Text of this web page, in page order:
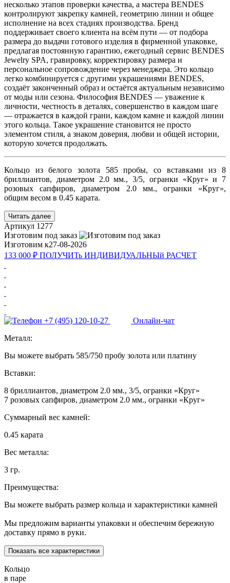
несколько этапов проверки качества, а мастера BENDES
контролируют закрепку камней, геометрию линии и общее
исполнение на всех стадиях производства. Бренд
поддерживает своего клиента на всём пути — от подбора
размера до выдачи готового изделия в фирменной упаковке,
предлагая постоянную гарантию, ежегодный сервис BENDES
Jewelry SPA, гравировку, корректировку размера и
персональное сопровождение через менеджера. Это кольцо
легко комбинируется с другими украшениями BENDES,
создаёт законченный образ и остаётся актуальным независимо
от моды или сезона. Философия BENDES — уважение к
личности, честность в деталях, совершенство в каждом шаге
— отражается в каждой грани, каждом камне и каждой линии
этого кольца. Такое украшение становится не просто
элементом стиля, а знаком доверия, любви и общей истории,
которую хочется продолжать.
Кольцо из белого золота 585 пробы, со вставками из 8
бриллиантов, диаметром 2.0 мм., 3/5, огранки «Круг» и 7
розовых сапфиров, диаметром 2.0 мм., огранки «Круг»,
общим весом в 0.45 карата.
Читать далее
Артикул 1277
Изготовим под заказ
Изготовим к27-08-2026
133 000 ₽ ПОЛУЧИТь ИНДИВИДУАЛЬНЫй РАСЧЕТ
+7 (495) 120-10-27
Онлайн-чат
Металл:
Вы можете выбрать 585/750 пробу золота или платину
Вставки:
8 бриллиантов, диаметром 2.0 мм., 3/5, огранки «Круг»
7 розовых сапфиров, диаметром 2.0 мм., огранки «Круг»
Суммарный вес камней:
0.45 карата
Вес металла:
3 гр.
Преимущества:
Вы можете выбрать размер кольца и характеристики камней
Мы предложим варианты упаковки и обеспечим бережную
доставку прямо в руки.
Показать все характеристики
Кольцо
в паре